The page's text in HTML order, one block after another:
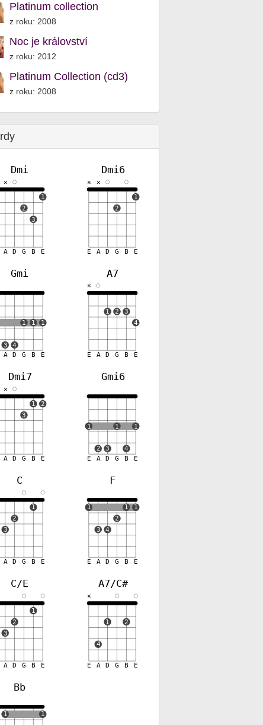
Platinum collection
z roku: 2008
Noc je království
z roku: 2012
Platinum Collection (cd3)
z roku: 2008
Dmi
A D G B E
✕
2
3
1
Dmi6
E A D G B E
✕ ✕
2
1
Gmi
A D G B E
3 4
1 1 1
A7
E A D G B E
✕
1 2
3
4
Dmi7
A D G B E
✕
3
1 2
Gmi6
E A D G B E
1
2 3
1
4
1
C
A D G B E
3
2
1
F
E A D G B E
1
3 4
2
1 1
C/E
A D G B E
3
2
1
A7/C#
E A D G B E
✕
4
1 2
Bb
1
1